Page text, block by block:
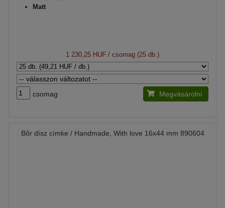
Matt
1 230,25 HUF / csomag (25 db.)
csomag Megvásárolni
Bőr dísz címke / Handmade, With love 16x44 mm 890604